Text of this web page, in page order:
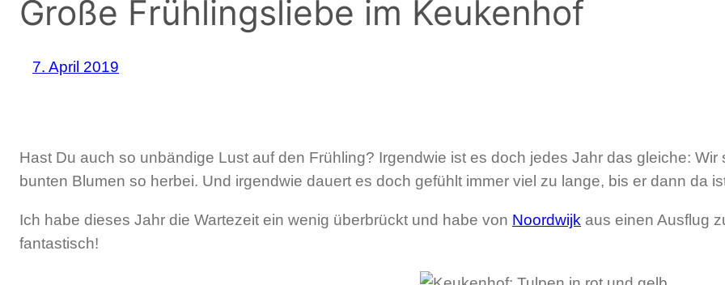
Große Frühlingsliebe im Keukenhof
7. April 2019
Hast Du auch so unbändige Lust auf den Frühling? Irgendwie ist es doch jedes Jahr das gleiche:
bunten Blumen so herbei. Und irgendwie dauert es doch gefühlt immer viel zu lange, bis er dann da
Ich habe dieses Jahr die Wartezeit ein wenig überbrückt und habe von Noordwijk aus einen Ausflug
fantastisch!